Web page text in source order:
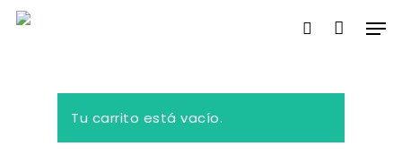
Skip
search
Tu carrito está vacío.